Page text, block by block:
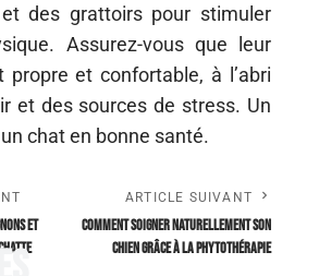
des grattoirs pour stimuler
Assurez-vous que leur
et confortable, à l’abri
et des sources de stress. Un
chat en bonne santé.
et
ARTICLE SUIVANT
Comment soigner naturellement son
chien grâce à la phytothérapie